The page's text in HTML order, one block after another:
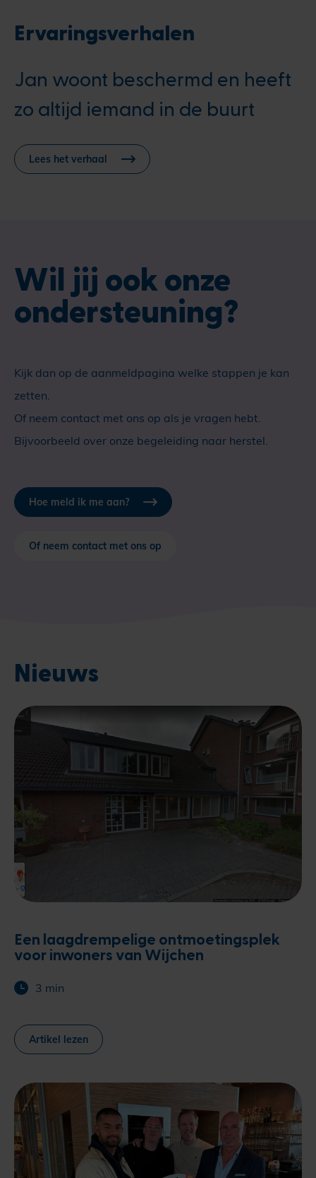
Ervaringsverhalen
Jan woont beschermd en heeft
zo altijd iemand in de buurt
Lees het verhaal
Wil jij ook onze
ondersteuning?
Kijk dan op de aanmeldpagina welke stappen je kan
zetten.
Of neem contact met ons op als je vragen hebt.
Bijvoorbeeld over onze begeleiding naar herstel.
Hoe meld ik me aan?
Of neem contact met ons op
Nieuws
Een laagdrempelige ontmoetingsplek
voor inwoners van Wijchen
3 min
Artikel lezen